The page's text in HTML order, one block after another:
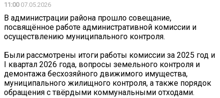
11:0007.05.2026
В администрации района прошло совещание,
посвящённое работе административной комиссии и
осуществлению муниципального контроля.
Были рассмотрены итоги работы комиссии за 2025 год и
I квартал 2026 года, вопросы земельного контроля и
демонтажа бесхозяйного движимого имущества,
муниципального жилищного контроля, а также порядок
обращения с твёрдыми коммунальными отходами.